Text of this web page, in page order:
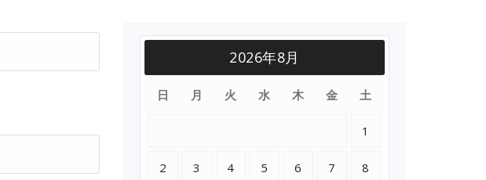
2026年8月
日 月 火 水 木 金 土
1
2 3 4 5 6 7 8